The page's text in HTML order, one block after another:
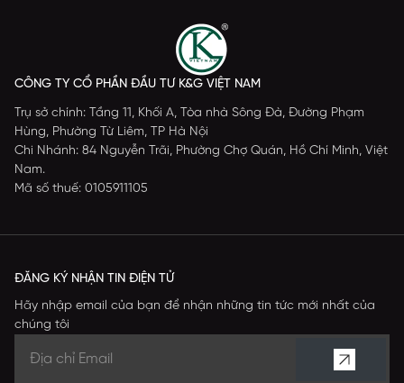
CÔNG TY CỔ PHẦN ĐẦU TƯ K&G VIỆT NAM
Trụ sở chính: Tầng 11, Khối A, Tòa nhà Sông Đà, Đường Phạm
Hùng, Phường Từ Liêm, TP Hà Nội
Chi Nhánh: 84 Nguyễn Trãi, Phường Chợ Quán, Hồ Chí Minh, Việt
Nam.
Mã số thuế: 0105911105
ĐĂNG KÝ NHẬN TIN ĐIỆN TỬ
Hãy nhập email của bạn để nhận những tin tức mới nhất của
chúng tôi